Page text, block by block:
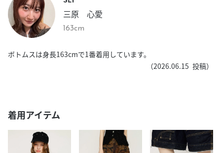
三原 心愛
163cm
ボトムスは身長163cmで1番着用しています。
（2026.06.15 投稿）
着用アイテム